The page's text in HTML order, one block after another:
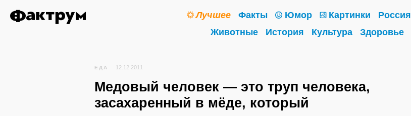
Лучшее Факты Юмор Картинки Россия
Животные
История Культура Здоровье
ЕДА 12.12.2011
Медовый человек — это труп человека,
засахаренный в мёде, который